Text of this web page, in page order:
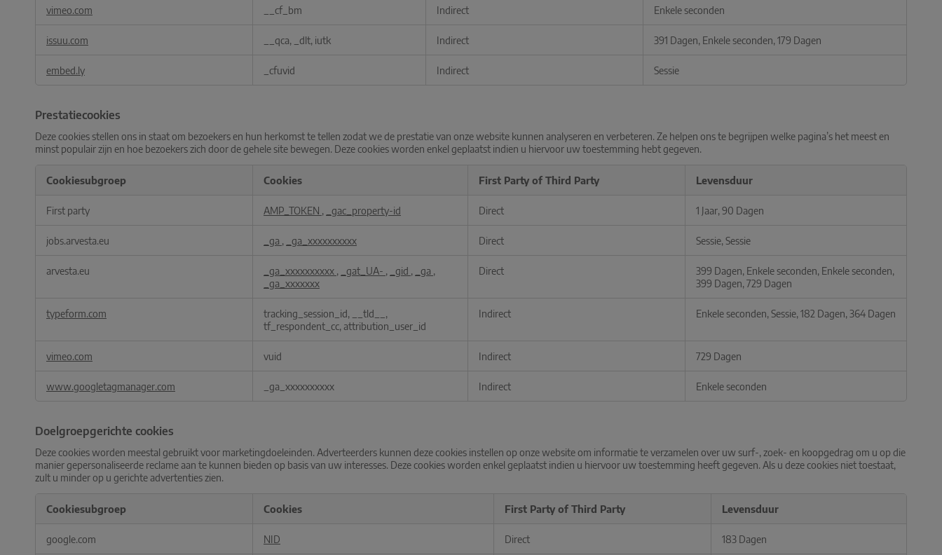
vimeo.com __cf_bm Indirect Enkele seconden
issuu.com __qca, _dlt, iutk Indirect 391 Dagen, Enkele seconden, 179 Dagen
embed.ly _cfuvid Indirect Sessie
Prestatiecookies
Deze cookies stellen ons in staat om bezoekers en hun herkomst te tellen zodat we de prestatie van onze website kunnen analyseren en verbeteren. Ze helpen ons te begrijpen welke pagina’s het meest en
minst populair zijn en hoe bezoekers zich door de gehele site bewegen. Deze cookies worden enkel geplaatst indien u hiervoor uw toestemming hebt gegeven.
Cookiesubgroep Cookies First Party of Third Party Levensduur
First party AMP_TOKEN , _gac_property-id Direct 1 Jaar, 90 Dagen
jobs.arvesta.eu _ga , _ga_xxxxxxxxxx Direct Sessie, Sessie
arvesta.eu _ga_xxxxxxxxxx , _gat_UA- , _gid , _ga ,
_ga_xxxxxxx
Direct
399 Dagen, Enkele seconden, Enkele seconden,
399 Dagen, 729 Dagen
typeform.com
tracking_session_id, __tld__,
tf_respondent_cc, attribution_user_id
Indirect Enkele seconden, Sessie, 182 Dagen, 364 Dagen
vimeo.com vuid Indirect 729 Dagen
www.googletagmanager.com _ga_xxxxxxxxxx Indirect Enkele seconden
Doelgroepgerichte cookies
Deze cookies worden meestal gebruikt voor marketingdoeleinden. Adverteerders kunnen deze cookies instellen op onze website om informatie te verzamelen over uw surf-, zoek- en koopgedrag om u op die
manier gepersonaliseerde reclame aan te kunnen bieden op basis van uw interesses. Deze cookies worden enkel geplaatst indien u hiervoor uw toestemming heeft gegeven. Als u deze cookies niet toestaat,
zult u minder op u gerichte advertenties zien.
cookies
Cookiesubgroep Cookies First Party of Third Party Levensduur
google.com NID Direct 183 Dagen